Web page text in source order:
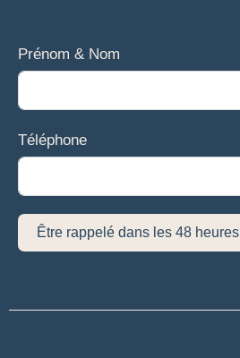
Prénom & Nom
Téléphone
Être rappelé dans les 48 heures